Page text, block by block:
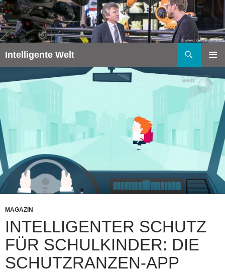
Zum
Inhalt
springen
Intelligente Welt
MENÜ
MAGAZIN
INTELLIGENTER SCHUTZ
FÜR SCHULKINDER: DIE
SCHUTZRANZEN-APP